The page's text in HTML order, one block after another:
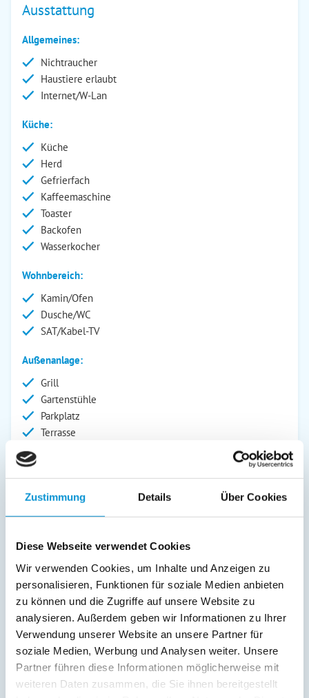
Zustimmung Details Über Cookies
Diese Webseite verwendet Cookies
Wir verwenden Cookies, um Inhalte und Anzeigen zu
personalisieren, Funktionen für soziale Medien anbieten
zu können und die Zugriffe auf unsere Website zu
analysieren. Außerdem geben wir Informationen zu Ihrer
Verwendung unserer Website an unsere Partner für
soziale Medien, Werbung und Analysen weiter. Unsere
Partner führen diese Informationen möglicherweise mit
weiteren Daten zusammen, die Sie ihnen bereitgestellt
Ausstattung
Allgemeines:
Nichtraucher
Haustiere erlaubt
Internet/W-Lan
Küche:
Küche
Herd
Gefrierfach
Kaffeemaschine
Toaster
Backofen
Wasserkocher
Wohnbereich:
Kamin/Ofen
Dusche/WC
SAT/Kabel-TV
Außenanlage:
Grill
Gartenstühle
Parkplatz
Terrasse
Service:
Verpflegung:
Sonstiges:
Badezuber steht unseren Gästen auf dem Gelände zur
Verfügung. Von April bis Oktober nun auch direkt vor der Tür,
hauseigene Strandkörbe im Verleih. Frische Brötchen gibt es
in der Saison ebenfalls direkt vom Bäckerwagen an unserer
Haltestelle/Dünenaufgang.
Beschreibung
Machen Sie es sich in dem Ferienhaus Strandläufer in